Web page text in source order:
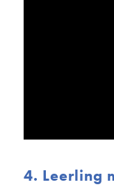
4. Leerling